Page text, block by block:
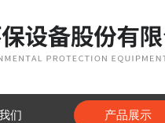
们 产品展示